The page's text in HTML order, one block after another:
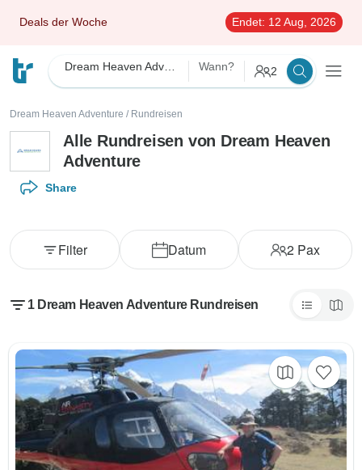
Deals der Woche Endet: 12 Aug, 2026
Wann? 2
Dream Heaven Adventure / Rundreisen
Alle Rundreisen von Dream Heaven
Adventure
Share
Datum 2 Pax
Filter
1 Dream Heaven Adventure Rundreisen